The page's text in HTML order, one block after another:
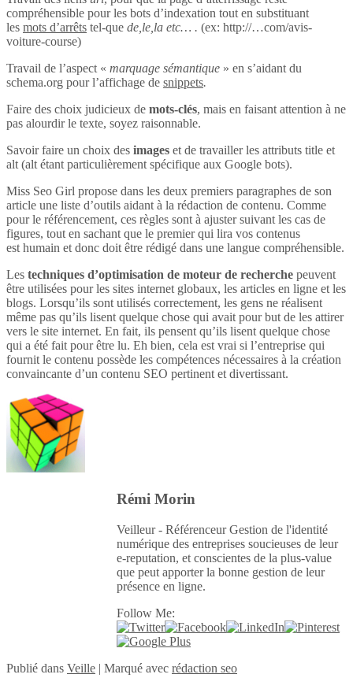
compréhensible pour les bots d’indexation tout en substituant
les mots d’arrêts tel-que de,le,la etc… . (ex: http://…com/avis-
voiture-course)
Travail de l’aspect « marquage sémantique » en s’aidant du
schema.org pour l’affichage de snippets.
Faire des choix judicieux de mots-clés, mais en faisant attention à ne
pas alourdir le texte, soyez raisonnable.
Savoir faire un choix des images et de travailler les attributs title et
alt (alt étant particulièrement spécifique aux Google bots).
Miss Seo Girl propose dans les deux premiers paragraphes de son
article une liste d’outils aidant à la rédaction de contenu. Comme
pour le référencement, ces règles sont à ajuster suivant les cas de
figures, tout en sachant que le premier qui lira vos contenus
est humain et donc doit être rédigé dans une langue compréhensible.
Les techniques d’optimisation de moteur de recherche peuvent
être utilisées pour les sites internet globaux, les articles en ligne et les
blogs. Lorsqu’ils sont utilisés correctement, les gens ne réalisent
même pas qu’ils lisent quelque chose qui avait pour but de les attirer
vers le site internet. En fait, ils pensent qu’ils lisent quelque chose
qui a été fait pour être lu. Eh bien, cela est vrai si l’entreprise qui
fournit le contenu possède les compétences nécessaires à la création
convaincante d’un contenu SEO pertinent et divertissant.
Rémi Morin
Veilleur - Référenceur Gestion de l'identité
numérique des entreprises soucieuses de leur
e-reputation, et conscientes de la plus-value
que peut apporter la bonne gestion de leur
présence en ligne.
Follow Me:
Publié dans Veille | Marqué avec rédaction seo